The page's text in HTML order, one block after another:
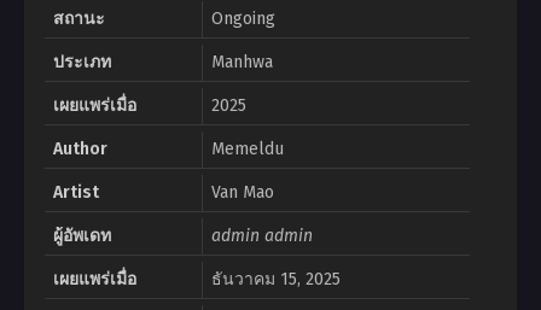
สถานะ Ongoing
ประเภท Manhwa
เผยแพร่เมื่อ 2025
Author Memeldu
Artist Van Mao
ผู้อัพเดท admin admin
เผยแพร่เมื่อ ธันวาคม 15, 2025